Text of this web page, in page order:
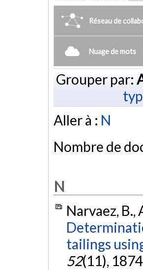
Réseau de
Nuage de mots
Grouper par:
Aller à : N
Nombre de
N
Narvaez, B.,
tailings
52(11),